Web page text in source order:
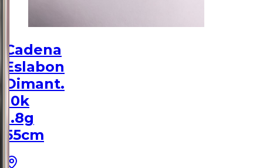
Cadena
Eslabon
Dimant.
10k
1.8g
55cm